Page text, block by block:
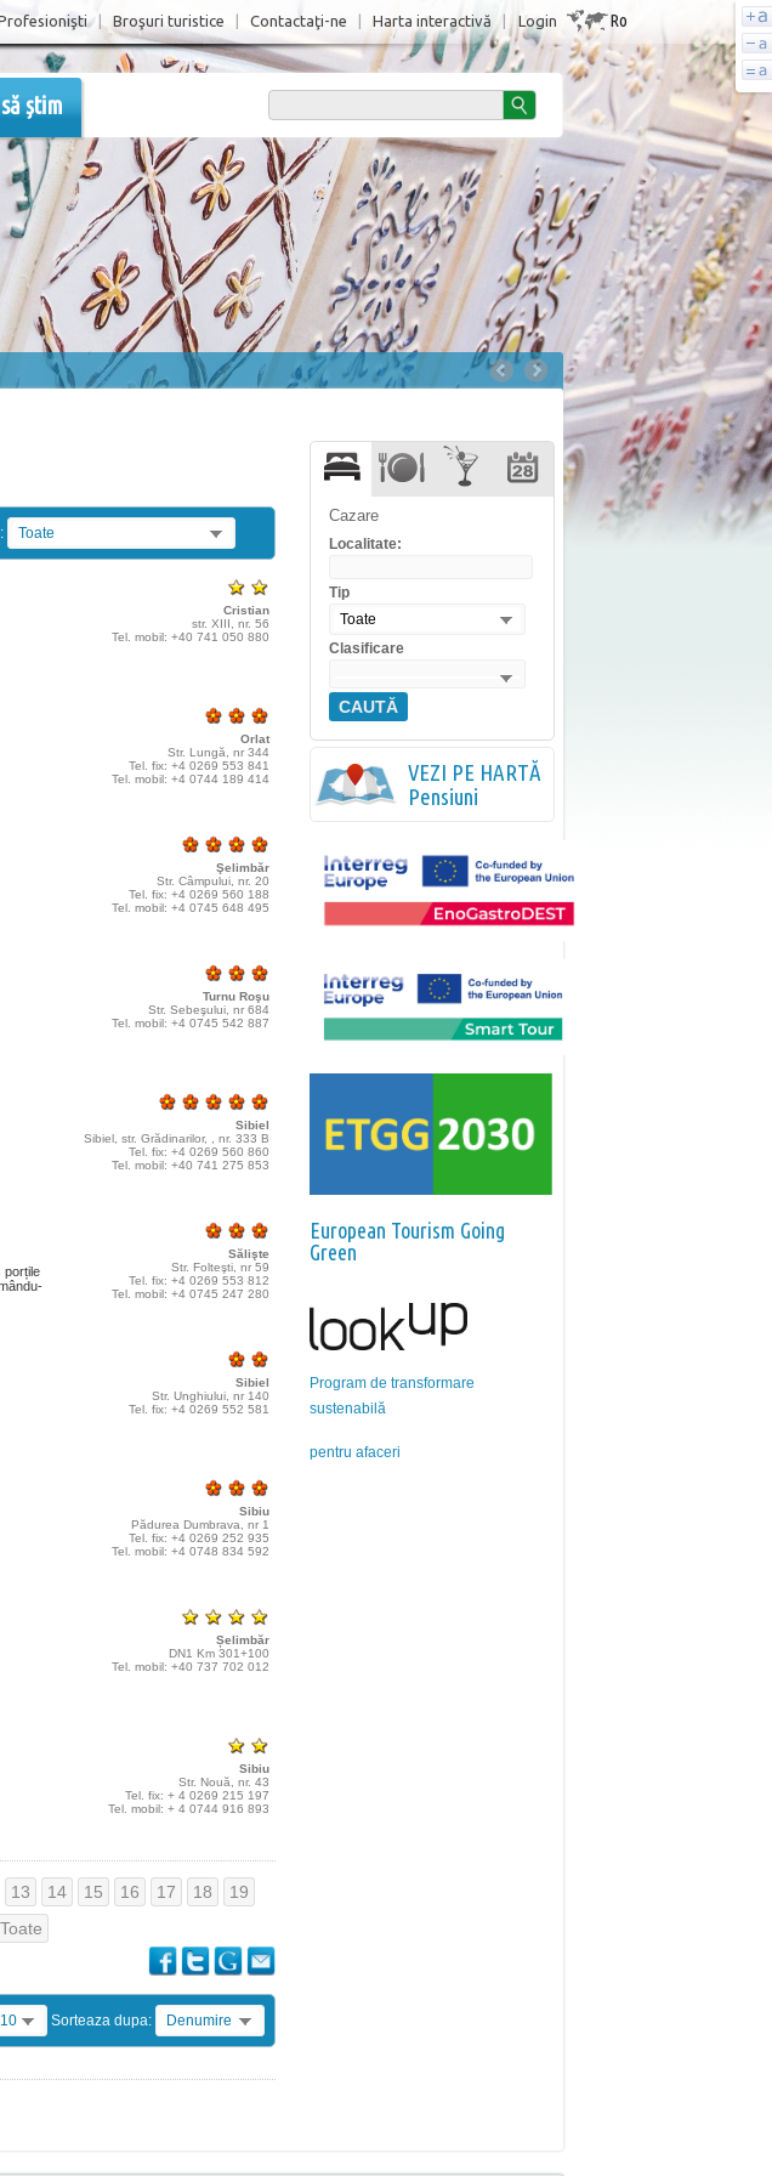
Login Ro
Broşuri turistice Contactaţi-ne Harta interactivă
știm
Toate
Cristian
str. XIII, nr. 56
Tel. mobil: +40 741 050 880
Orlat
Str. Lungă, nr 344
Tel. fix: +4 0269 553 841
Tel. mobil: +4 0744 189 414
Şelimbăr
Str. Câmpului, nr. 20
Tel. fix: +4 0269 560 188
Tel. mobil: +4 0745 648 495
Turnu Roşu
Str. Sebeşului, nr 684
Tel. mobil: +4 0745 542 887
Sibiel
Sibiel, str. Grădinarilor, , nr. 333 B
Tel. fix: +4 0269 560 860
Tel. mobil: +40 741 275 853
Sălişte
Str. Folteşti, nr 59
Tel. fix: +4 0269 553 812
Tel. mobil: +4 0745 247 280
porțile
Sibiel
Str. Unghiului, nr 140
Tel. fix: +4 0269 552 581
Sibiu
Pădurea Dumbrava, nr 1
Tel. fix: +4 0269 252 935
Tel. mobil: +4 0748 834 592
Șelimbăr
DN1 Km 301+100
Tel. mobil: +40 737 702 012
Sibiu
Str. Nouă, nr. 43
Tel. fix: + 4 0269 215 197
Tel. mobil: + 4 0744 916 893
13 14 15 16 17 18
19
Toate
10 Sorteaza dupa: Denumire
Cazare
Localitate:
Tip
Toate
Clasificare
CAUTĂ
VEZI PE HARTĂ
Pensiuni
European Tourism Going
Green
Program de transformare
sustenabilă
pentru afaceri